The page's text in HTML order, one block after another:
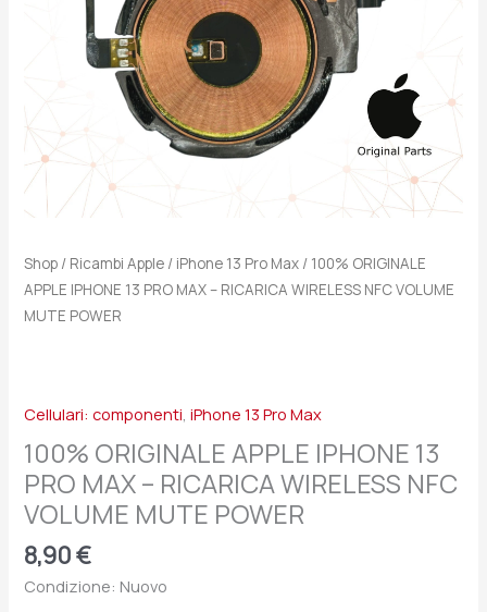
Shop / Ricambi Apple / iPhone 13 Pro Max / 100% ORIGINALE
APPLE IPHONE 13 PRO MAX – RICARICA WIRELESS NFC VOLUME
MUTE POWER
Cellulari: componenti,iPhone 13 Pro Max
100% ORIGINALE APPLE IPHONE 13
PRO MAX – RICARICA WIRELESS NFC
VOLUME MUTE POWER
8,90€
Condizione: Nuovo
WIRELESS
POWER
quantità